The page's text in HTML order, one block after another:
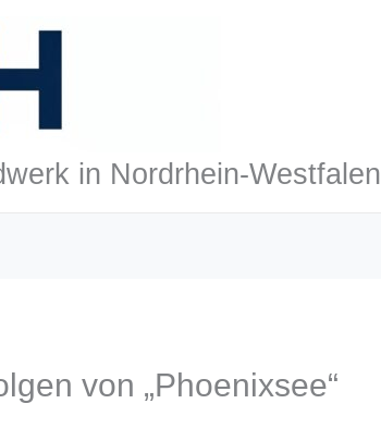
in Nordrhein-Westfalen
von „Phoenixsee“